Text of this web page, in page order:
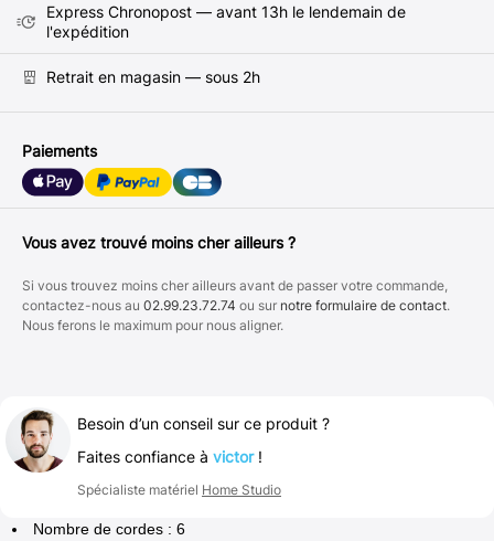
Express Chronopost — avant 13h le lendemain de
l'expédition
Retrait en magasin — sous 2h
Paiements
Vous avez trouvé moins cher ailleurs ?
Si vous trouvez moins cher ailleurs avant de passer votre commande,
contactez-nous au 02.99.23.72.74 ou sur notre formulaire de contact.
Nous ferons le maximum pour nous aligner.
Besoin d’un conseil sur ce produit ?
Faites confiance à victor!
Spécialiste matériel Home Studio
Nombre de cordes : 6